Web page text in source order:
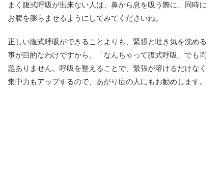
まく腹式呼吸が出来ない人は、鼻から息を吸う際に、同時に
お腹を膨らませるようにしてみてくださいね。
正しい腹式呼吸ができることよりも、緊張と吐き気を沈める
事が目的なわけですから、「なんちゃって腹式呼吸」でも問
題ありません。呼吸を整えることで、緊張が溶けるだけなく
集中力もアップするので、あがり症の人にもお勧めします。